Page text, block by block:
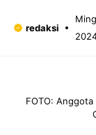
redaksi
FOTO: Anggota